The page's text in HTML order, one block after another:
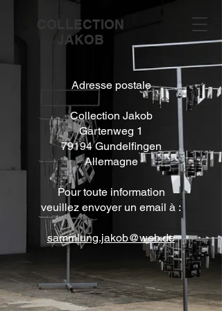
COLLECTION
JAKOB
Adresse postale
Collection Jakob
Gartenweg 1
79194 Gundelfingen
Allemagne
Pour toute information
veuillez envoyer un email à :
sammlung.jakob@web.de